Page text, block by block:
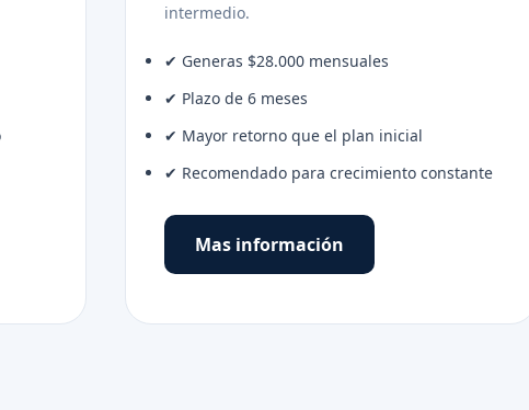
intermedio.
✔ Generas $28.000 mensuales
✔ Plazo de 6 meses
✔ Mayor retorno que el plan inicial
✔ Recomendado para crecimiento constante
Mas información